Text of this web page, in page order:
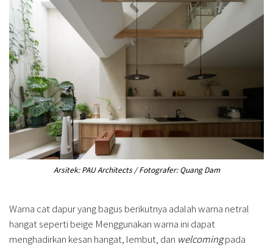
Arsitek: PAU Architects / Fotografer: Quang Dam
Warna cat dapur yang bagus berikutnya adalah warna netral
hangat seperti beige Menggunakan warna ini dapat
menghadirkan kesan hangat, lembut, dan welcomingpada